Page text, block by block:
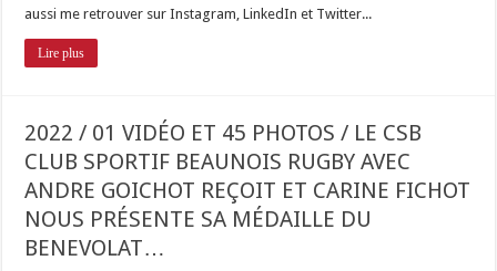
aussi me retrouver sur Instagram, LinkedIn et Twitter...
Lire plus
2022 / 01 VIDÉO ET 45 PHOTOS / LE CSB
CLUB SPORTIF BEAUNOIS RUGBY AVEC
ANDRE GOICHOT REÇOIT ET CARINE FICHOT
NOUS PRÉSENTE SA MÉDAILLE DU
BENEVOLAT…